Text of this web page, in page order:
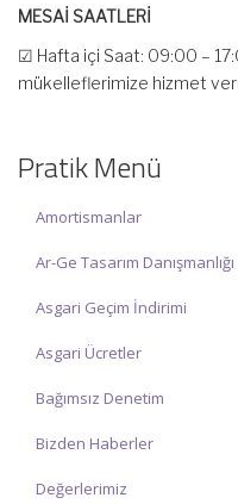
MESAİ SAATLERİ
☑ Hafta içi Saat: 09:00 –
mükelleflerimize hizmet
İlgi ve anlayışınız için İNCİ
Pratik Menü
Amortismanlar
Ar-Ge Tasarım Danışmanlığı
Asgari Geçim İndirimi
Asgari Ücretler
Bağımsız Denetim
Bizden Haberler
Değerlerimiz